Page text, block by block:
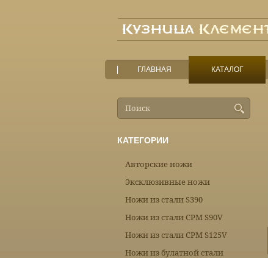
ГЛАВНАЯ КАТАЛОГ
КАТЕГОРИИ
Авторские ножи
Эксклюзивные ножи
Ножи из стали S390
Ножи из стали CPM S90V
Ножи из стали CPM S125V
Ножи из булатной стали